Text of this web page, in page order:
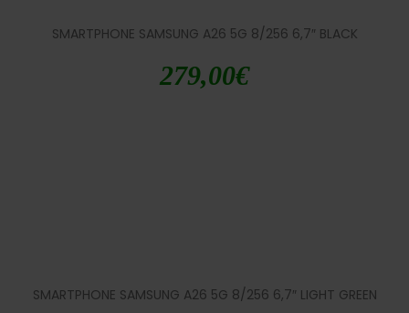
SMARTPHONE SAMSUNG A26 5G 8/256 6,7″ BLACK
279,00€
SMARTPHONE SAMSUNG A26 5G 8/256 6,7″ LIGHT GREEN